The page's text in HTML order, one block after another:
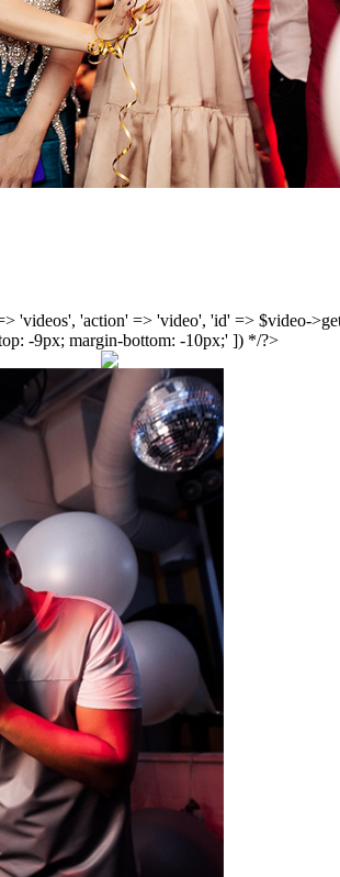
'videos', 'action' => 'video', 'id' => $video-
-9px; margin-bottom: -10px;' ]) */?>